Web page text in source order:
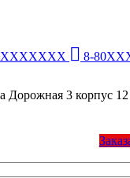
8-
Дорожная 3 корпус 12